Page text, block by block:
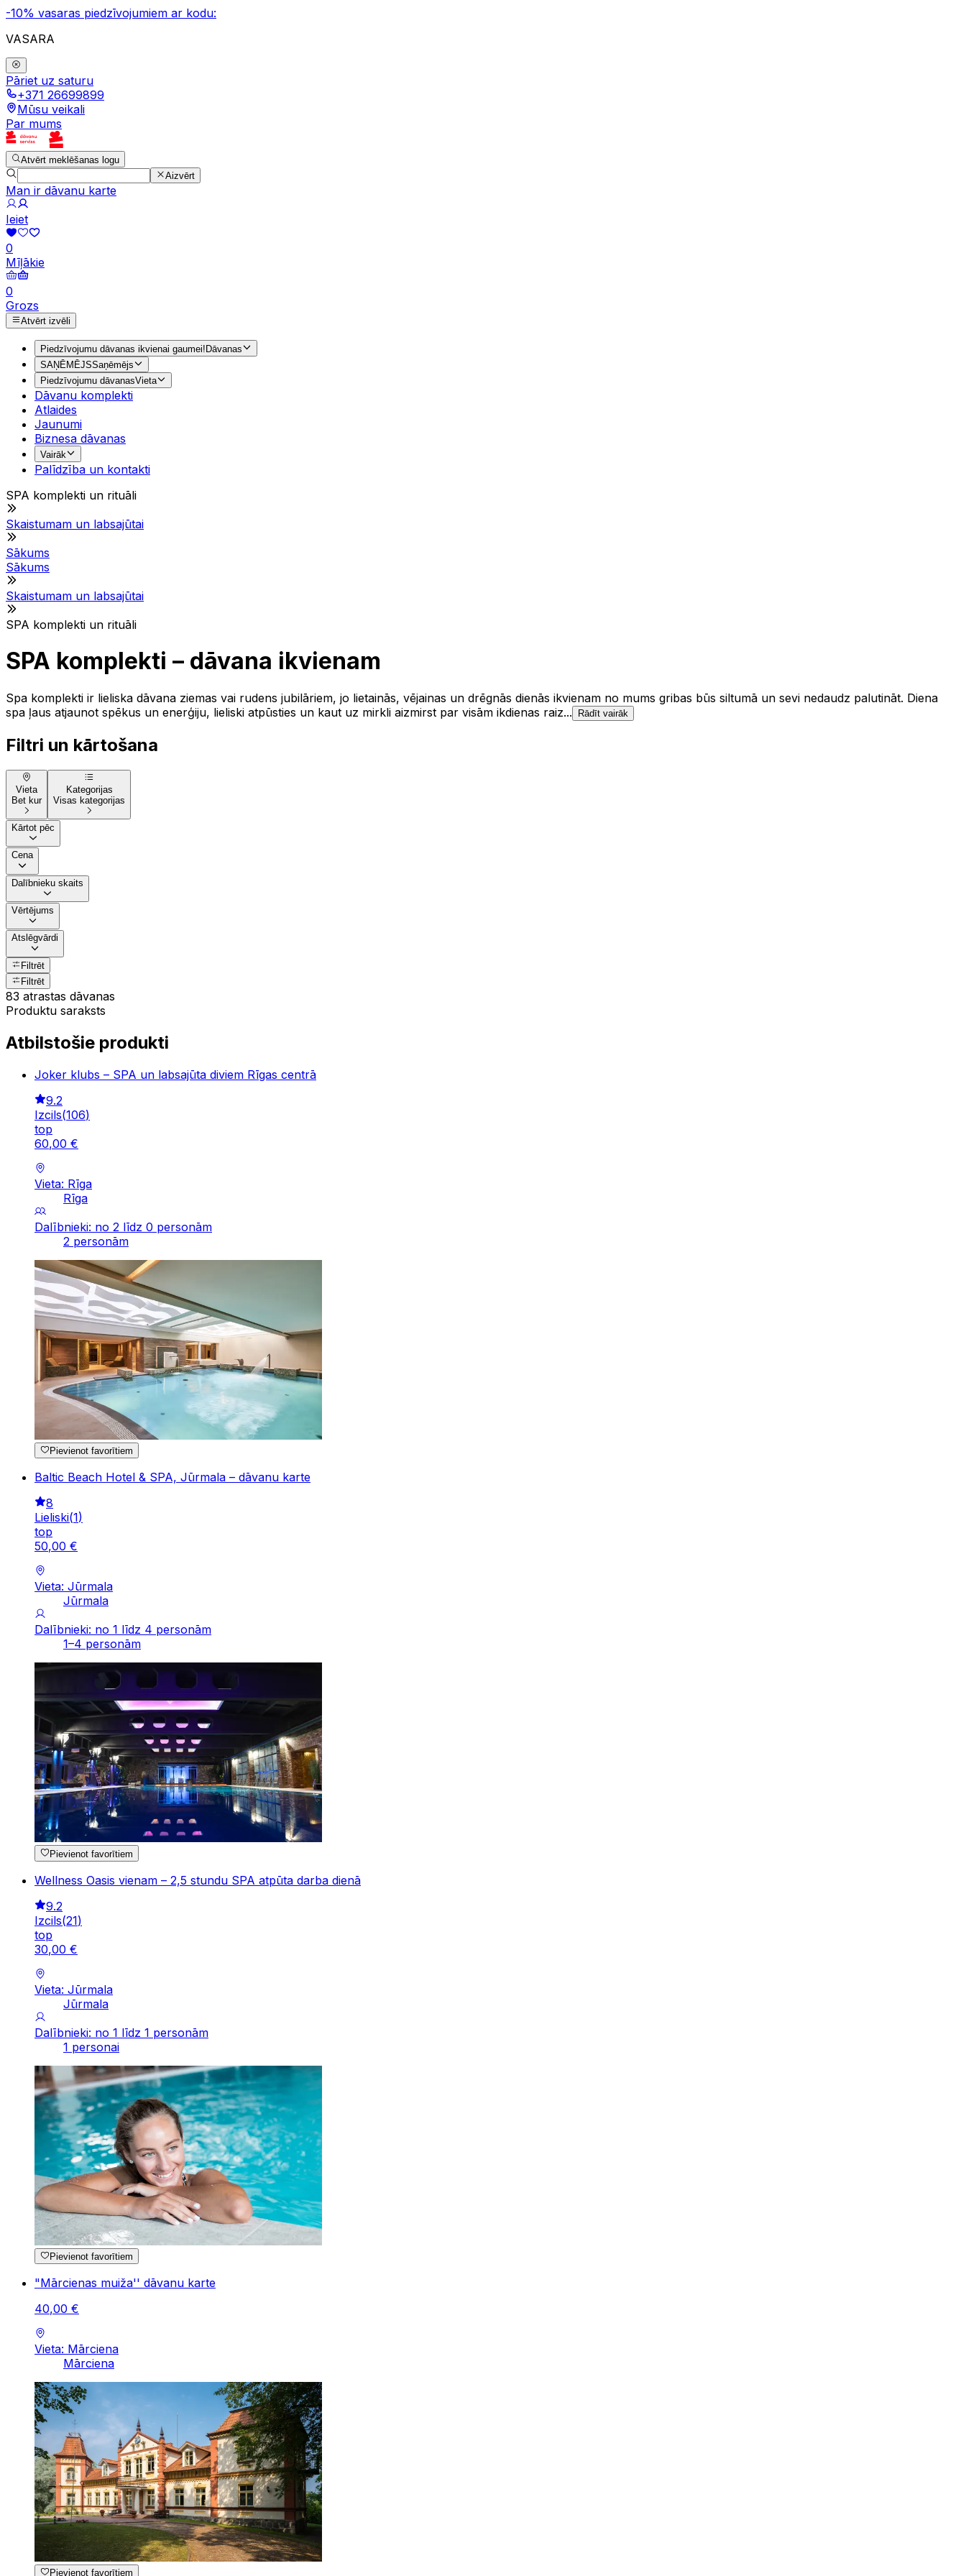
-10% vasaras piedzīvojumiem ar kodu:
VASARA
Pāriet uz saturu
+371 26699899
Mūsu veikali
Par mums
Atvērt meklēšanas logu
Aizvērt
Man ir dāvanu karte
Ieiet
0
Mīļākie
0
Grozs
Atvērt izvēli
Piedzīvojumu dāvanas ikvienai gaumei!Dāvanas
SAŅĒMĒJSSaņēmējs
Piedzīvojumu dāvanasVieta
Dāvanu komplekti
Atlaides
Jaunumi
Biznesa dāvanas
Vairāk
Palīdzība un kontakti
SPA komplekti un rituāli
Skaistumam un labsajūtai
Sākums
Sākums
Skaistumam un labsajūtai
SPA komplekti un rituāli
SPA komplekti – dāvana ikvienam
Spa komplekti ir lieliska dāvana ziemas vai rudens jubilāriem, jo lietainās, vējainas un drēgnās dienās ikvienam no mums gribas būs siltumā un sevi nedaudz palutināt. Diena
spa ļaus atjaunot spēkus un enerģiju, lieliski atpūsties un kaut uz mirkli aizmirst par visām ikdienas raiz...
Rādīt vairāk
Filtri un kārtošana
Vieta
Bet kur
Kategorijas
Visas kategorijas
Kārtot pēc
Cena
Dalībnieku skaits
Vērtējums
Atslēgvārdi
Filtrēt
Filtrēt
83 atrastas dāvanas
Produktu saraksts
Atbilstošie produkti
Joker klubs – SPA un labsajūta diviem Rīgas centrā
9.2
Izcils(106)
top
60,00 €
Vieta: Rīga
Rīga
Dalībnieki: no 2 līdz 0 personām
2 personām
Pievienot favorītiem
Baltic Beach Hotel & SPA, Jūrmala – dāvanu karte
8
Lieliski(1)
top
50,00 €
Vieta: Jūrmala
Jūrmala
Dalībnieki: no 1 līdz 4 personām
1–4 personām
Pievienot favorītiem
Wellness Oasis vienam – 2,5 stundu SPA atpūta darba dienā
9.2
Izcils(21)
top
30,00 €
Vieta: Jūrmala
Jūrmala
Dalībnieki: no 1 līdz 1 personām
1 personai
Pievienot favorītiem
"Mārcienas muiža'' dāvanu karte
40,00 €
Vieta: Mārciena
Mārciena
Pievienot favorītiem